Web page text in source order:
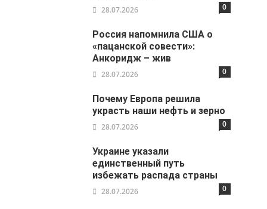
28.07.2026 0
Россия напомнила США о
«пацанской совести»:
Анкоридж – жив
28.07.2026 0
Почему Европа решила
украсть наши нефть и зерно
28.07.2026 0
Украине указали
единственный путь
избежать распада страны
28.07.2026 0